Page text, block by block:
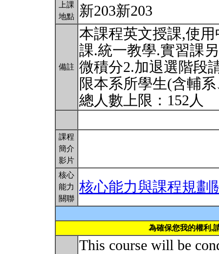
上課
地點
新203新203
備註
本課程英文授課,使
課.統一教學.實習課
微積分2.加退選階段
限本系所學生(含輔
總人數上限：152人
課程
簡介
影片
核心
能力
關聯
核心能力與課程規劃
為確保您我的權利,
This course will be